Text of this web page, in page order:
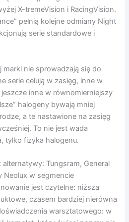
X-tremeVision i RacingVision.
pełnią kolejne odmiany Night
serie standardowe i
marki nie sprowadzają się do
serie celują w zasięg, inne w
inne w równomierniejszy
halogeny bywają mniej
a te nastawione na zasięg
To nie jest wada
tylko fizyka halogenu.
Tungsram, General
Neolux w segmencie
jest czytelne: niższa
czasem bardziej nierówna
warsztatowego: w